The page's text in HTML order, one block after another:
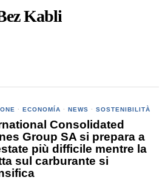
Kabli
· ECONOMÍA · NEWS · SOSTENIBILITÀ
Consolidated
Group SA si prepara a
più difficile mentre la
sul carburante si